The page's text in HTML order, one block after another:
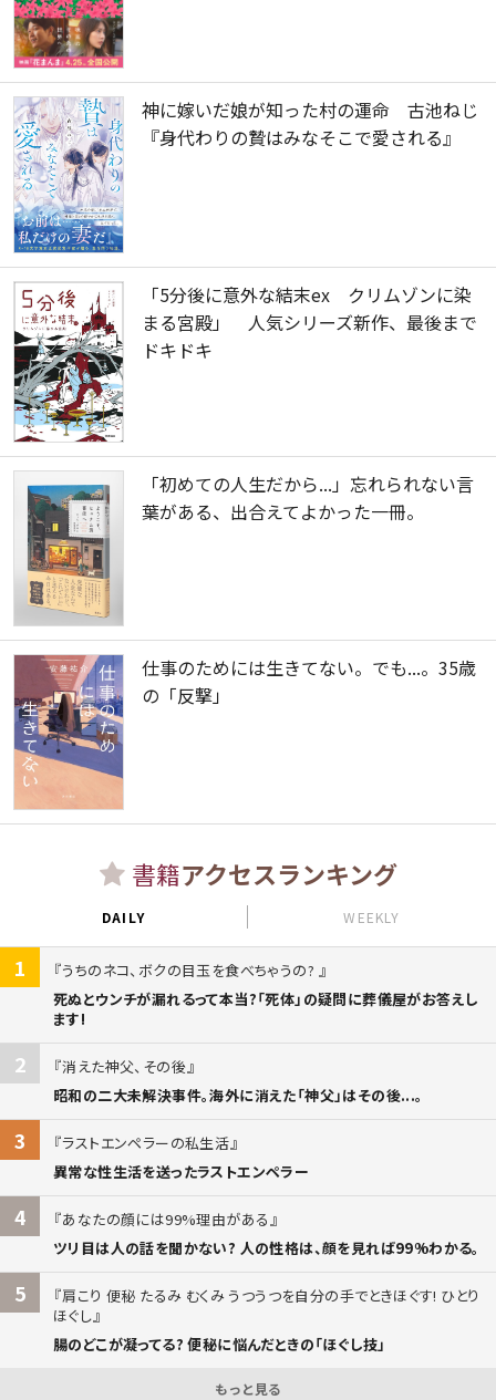
神に嫁いだ娘が知った村の運命 古池ねじ
『身代わりの贄はみなそこで愛される』
「5分後に意外な結末ex クリムゾンに染
まる宮殿」 人気シリーズ新作、最後まで
ドキドキ
「初めての人生だから...」忘れられない言
葉がある、出合えてよかった一冊。
仕事のためには生きてない。でも...。35歳
の「反撃」
書籍アクセスランキング
DAILY WEEKLY
1
うちのネコ、ボクの目玉を食べちゃうの?
死ぬとウンチが漏れるって本当?「死体」の疑問に葬儀屋がお答えし
ます!
2
消えた神父、その後
昭和の二大未解決事件。海外に消えた「神父」はその後...。
3
ラストエンペラーの私生活
異常な性生活を送ったラストエンペラー
4
あなたの顔には99%理由がある
ツリ目は人の話を聞かない? 人の性格は、顔を見れば99%わかる。
5
肩こり 便秘 たるみ むくみ うつうつを自分の手でときほぐす! ひとり
ほぐし
腸のどこが凝ってる? 便秘に悩んだときの「ほぐし技」
もっと見る